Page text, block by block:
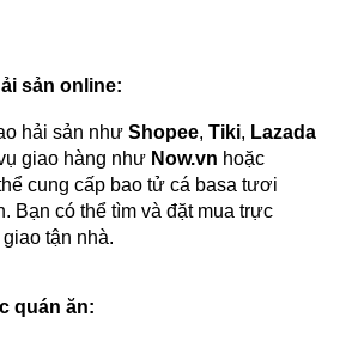
sản online:
hải sản nhưShopee,Tiki, Lazada
giao hàng như Now.vn hoặc
cung cấp bao tử cá basa tươi
Bạn có thể tìm và đặt mua trực
tận nhà.
quán ăn: